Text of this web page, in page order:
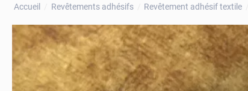
Accueil Revêtements adhésifs Revêtement adhésif textile